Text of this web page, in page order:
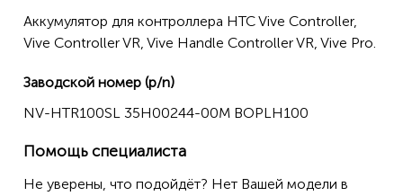
Аккумулятор для контроллера HTC Vive Controller,
Vive Controller VR, Vive Handle Controller VR, Vive Pro.
Заводской номер (p/n)
NV-HTR100SL 35H00244-00M BOPLH100
Помощь специалиста
Не уверены, что подойдёт? Нет Вашей модели в